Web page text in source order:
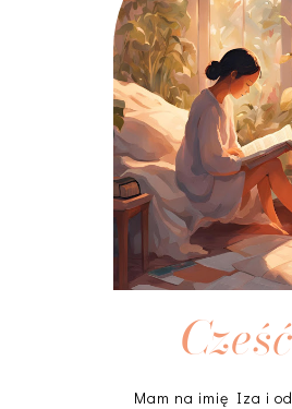
Mam na imię Iza i